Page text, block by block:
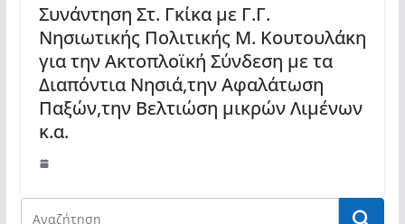
Συνάντηση Στ. Γκίκα με Γ.Γ.
Νησιωτικής Πολιτικής Μ. Κουτουλάκη
για την Ακτοπλοϊκή Συ΄νδεση με τα
Διαπο΄ντια Νησιά,την Αφαλα΄τωση
Παξω΄ν,την Βελτιώση μικρω΄ν Λιμε΄νων
κ.α.